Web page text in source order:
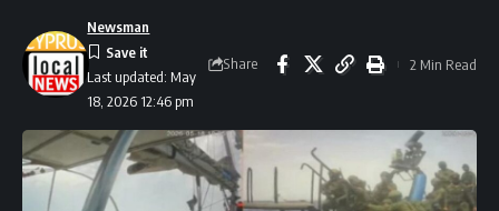
Last updated: May
18, 2026 12:46 pm
Newsman
Share 2 Min Read